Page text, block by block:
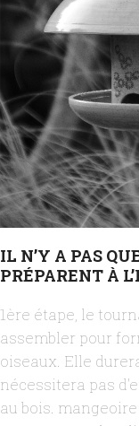
IL N’Y A PAS
PRÉPARENT À
1ère étape, le
assembler pour
oiseaux. Elle
nécessitera pas
au bois.